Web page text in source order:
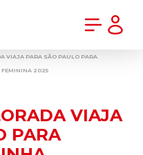
VIAJA PARA SÃO PAULO PARA
FEMININA 2025
VIAJA
PARA